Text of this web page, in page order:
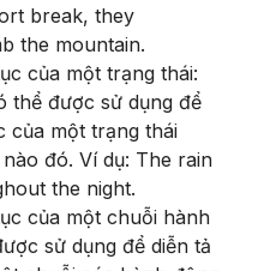
break, they
the mountain.
của một trạng thái:
thể được sử dụng để
của một trạng thái
đó. Ví dụ: The rain
the night.
của một chuỗi hành
sử dụng để diễn tả